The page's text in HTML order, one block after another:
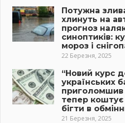
Потужна
хлинуть на
прогноз
синоптиків:
мороз і
22 Березня, 2025
“Новий курс
українських
приголомшив
тепер
бігти в
21 Березня, 2025